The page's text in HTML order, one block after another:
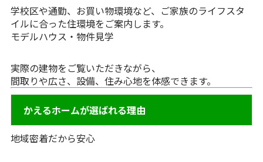
学校区や通勤、お買い物環境など、ご家族のライフスタ
イルに合った住環境をご案内します。
モデルハウス・物件見学
実際の建物をご覧いただきながら、
間取りや広さ、設備、住み心地を体感できます。
かえるホームが選ばれる理由
地域密着だから安心